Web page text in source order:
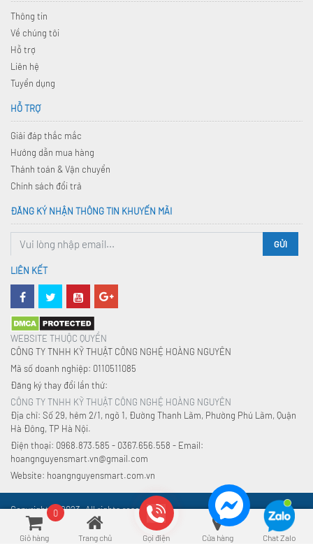
Thông tin
Về chúng tôi
Hỗ trợ
Liên hệ
Tuyển dụng
HỖ TRỢ
Giải đáp thắc mắc
Hướng dẫn mua hàng
Thánh toán & Vận chuyển
Chính sách đổi trả
ĐĂNG KÝ NHẬN THÔNG TIN KHUYẾN MÃI
GỬI
LIÊN KẾT
WEBSITE THUỘC QUYỀN
CÔNG TY TNHH KỸ THUẬT CÔNG NGHỆ HOÀNG NGUYÊN
Mã số doanh nghiệp: 0110511085
Đăng ký thay đổi lần thứ:
CÔNG TY TNHH KỸ THUẬT CÔNG NGHỆ HOÀNG NGUYÊN
Địa chỉ: Số 29, hẻm 2/1, ngõ 1, Đường Thanh Lãm, Phường Phú Lãm, Quận
Hà Đông, TP Hà Nội.
Điện thoại: 0968.873.585 - 0367.656.558 - Email:
hoangnguyensmart.vn@gmail.com
Website: hoangnguyensmart.com.vn
Copyright © 2023. All rights reserved.
Xu hướng tìm kiếm: , An toàn điện Nhà thông minh
0
Giỏ hàng Trang chủ Gọi điện Cửa hàng Chat Zalo